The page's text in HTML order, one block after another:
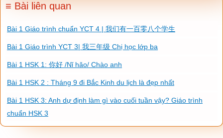
≡ Bài liên quan
Bài 1 Giáo trình chuẩn YCT 4 | 我们有一百零八个学生
Bài 1 Giáo trình YCT 3| 我三年级 Chị học lớp ba
Bài 1 HSK 1: 你好 /Nǐ hǎo/ Chào anh
Bài 1 HSK 2 : Tháng 9 đi Bắc Kinh du lịch là đẹp nhất
Bài 1 HSK 3: Anh dự định làm gì vào cuối tuần vậy? Giáo trình
chuẩn HSK 3